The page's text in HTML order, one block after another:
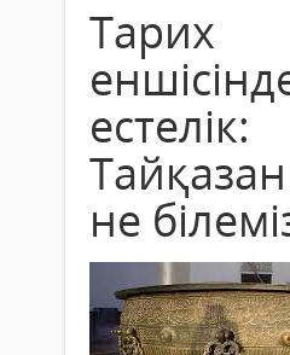
Тарих
естелік:
не